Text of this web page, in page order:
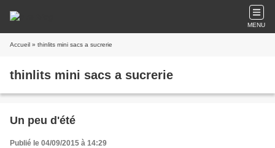
MENU
Accueil » thinlits mini sacs a sucrerie
thinlits mini sacs a sucrerie
Un peu d'été
Publié le 04/09/2015 à 14:29